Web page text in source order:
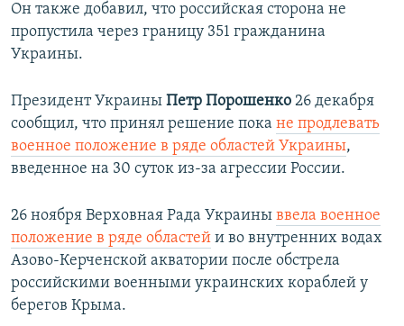
Он также добавил, что российская сторона не
пропустила через границу 351 гражданина
Украины.
Президент Украины Петр Порошенко 26 декабря
сообщил, что принял решение пока не продлевать
военное положение в ряде областей Украины,
введенное на 30 суток из-за агрессии России.
26 ноября Верховная Рада Украины ввела военное
положение в ряде областей и во внутренних водах
Азово-Керченской акватории после обстрела
российскими военными украинских кораблей у
берегов Крыма.